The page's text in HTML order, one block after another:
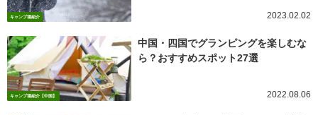
キャンプ場紹介 2023.02.02
キャンプ場紹介【中国】
中国・四国でグランピングを楽しむな
ら？おすすめスポット27選
2022.08.06